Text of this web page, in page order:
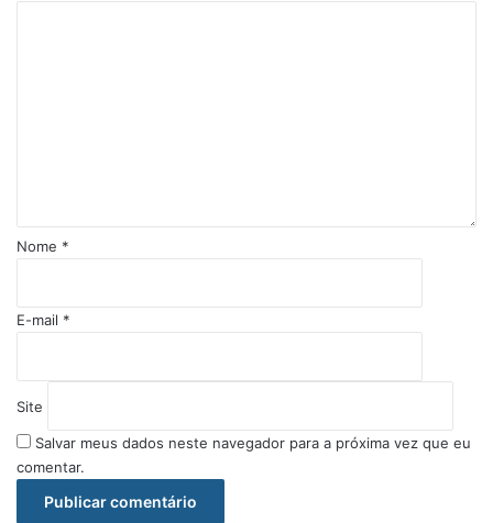
o
*
Nome *
E-mail *
Site
Salvar meus dados neste navegador para a próxima vez que eu
comentar.